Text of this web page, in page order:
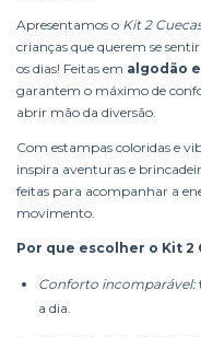
Apresentamos o Kit 2
crianças que querem se
os dias! Feitas em algodão
garantem o máximo de
abrir mão da diversão.
Com estampas coloridas e
inspira aventuras e
feitas para acompanhar a
movimento.
Por que escolher o Kit 2
Conforto incomparável:
a dia.